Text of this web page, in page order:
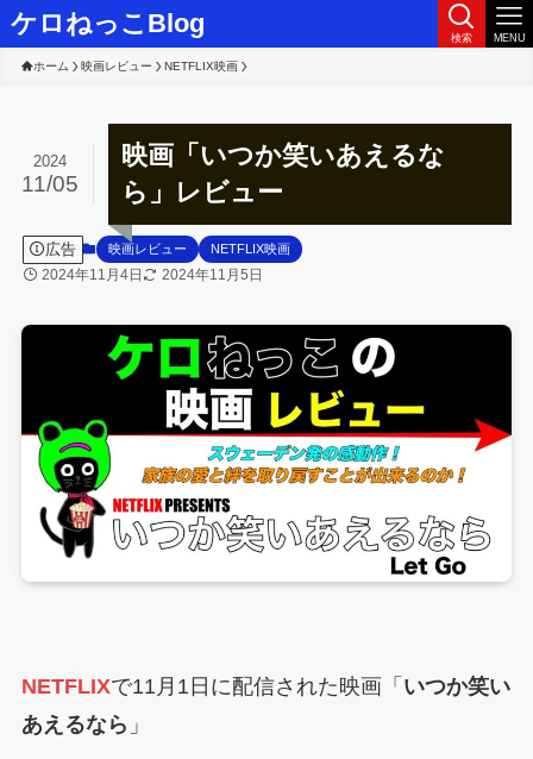
ケロねっこBlog 検索 MENU
ホーム 映画レビュー NETFLIX映画
映画「いつか笑いあえるな
ら」レビュー
2024
11/05
広告 映画レビュー NETFLIX映画
2024年11月4日 2024年11月5日
NETFLIXで11月1日に配信された映画「 いつか笑い
あえるなら 」